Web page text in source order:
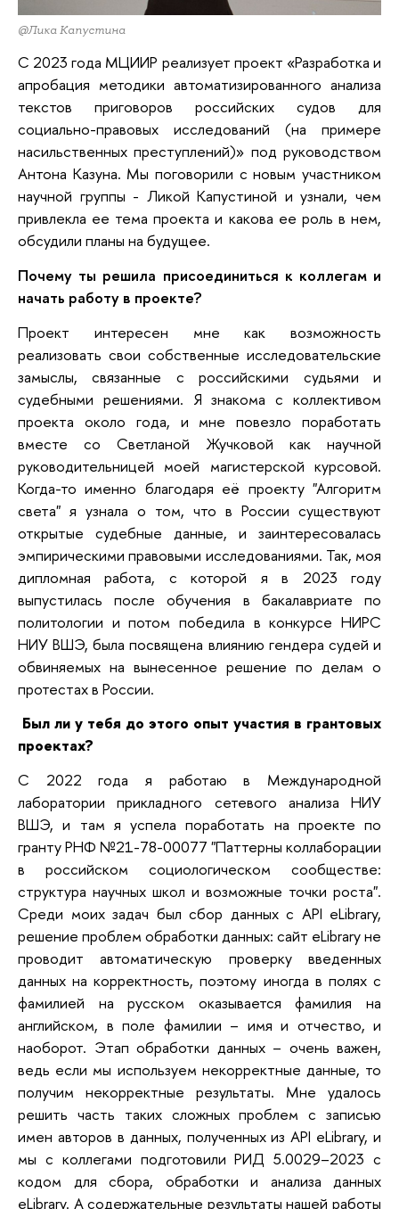
@Лика Капустина
С 2023 года МЦИИР реализует проект «Разработка и
апробация методики автоматизированного анализа
текстов приговоров российских судов для
социально-правовых исследований (на примере
насильственных преступлений)» под руководством
Антона Казуна. Мы поговорили с новым участником
научной группы - Ликой Капустиной и узнали, чем
привлекла ее тема проекта и какова ее роль в нем,
обсудили планы на будущее.
Почему ты решила присоединиться к коллегам и
начать работу в проекте?
Проект интересен мне как возможность
реализовать свои собственные исследовательские
замыслы, связанные с российскими судьями и
судебными решениями. Я знакома с коллективом
проекта около года, и мне повезло поработать
вместе со Светланой Жучковой как научной
руководительницей моей магистерской курсовой.
Когда-то именно благодаря её проекту "Алгоритм
света" я узнала о том, что в России существуют
открытые судебные данные, и заинтересовалась
эмпирическими правовыми исследованиями. Так, моя
дипломная работа, с которой я в 2023 году
выпустилась после обучения в бакалавриате по
политологии и потом победила в конкурсе НИРС
НИУ ВШЭ, была посвящена влиянию гендера судей и
обвиняемых на вынесенное решение по делам о
протестах в России.
Был ли у тебя до этого опыт участия в грантовых
проектах?
С 2022 года я работаю в Международной
лаборатории прикладного сетевого анализа НИУ
ВШЭ, и там я успела поработать на проекте по
гранту РНФ №21-78-00077 "Паттерны коллаборации
в российском социологическом сообществе:
структура научных школ и возможные точки роста".
Среди моих задач был сбор данных с API eLibrary,
решение проблем обработки данных: сайт eLibrary не
проводит автоматическую проверку введенных
данных на корректность, поэтому иногда в полях с
фамилией на русском оказывается фамилия на
английском, в поле фамилии – имя и отчество, и
наоборот. Этап обработки данных – очень важен,
ведь если мы используем некорректные данные, то
получим некорректные результаты. Мне удалось
решить часть таких сложных проблем с записью
имен авторов в данных, полученных из API eLibrary, и
мы с коллегами подготовили РИД 5.0029–2023 с
кодом для сбора, обработки и анализа данных
eLibrary. А содержательные результаты нашей работы